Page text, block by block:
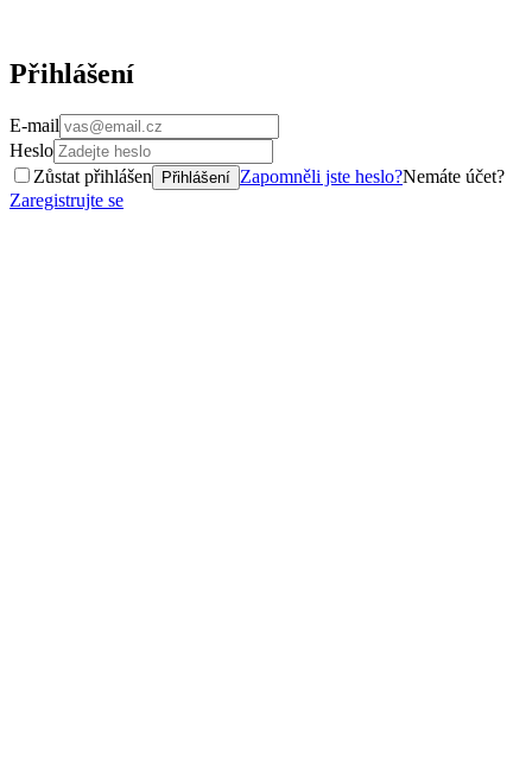
Přihlášení
E-mail
Heslo
Zůstat přihlášen
Přihlášení Zapomněli jste heslo?Nemáte účet?
Zaregistrujte se